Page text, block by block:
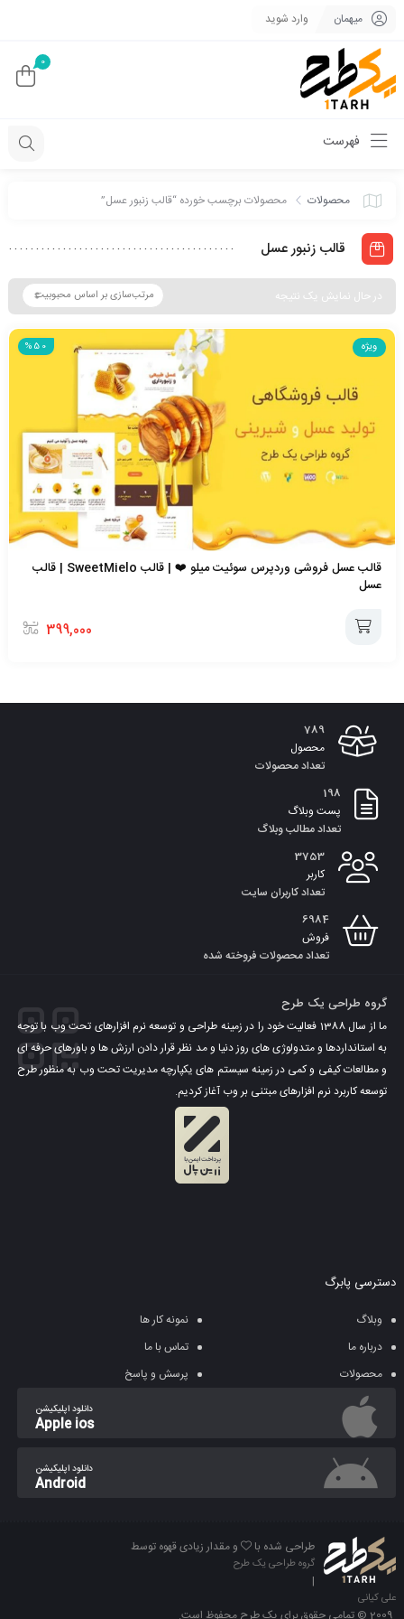
میهمان وارد شوید
0
فهرست
محصولات محصولات برچسب خورده “قالب زنبور عسل”
قالب زنبور عسل
در حال نمایش یک نتیجه
%50 ویژه
قالب عسل فروشی وردپرس سوئیت میلو ❤️ | قالب SweetMielo | قالب
عسل
399,000
به
سبد
789
محصول
تعداد محصولات
198
پست وبلاگ
تعداد مطالب وبلاگ
3753
کاربر
تعداد کاربران سایت
6984
فروش
تعداد محصولات فروخته شده
گروه طراحی یک طرح
ما از سال 1388 فعالیت خود را در زمینه طراحی و توسعه نرم افزارهای تحت وب با توجه
به استانداردها و متدولوژی های روز دنیا و مد نظر قرار دادن ارزش ها و باورهای حرفه ای
و مطالعات کیفی و کمی در زمینه سیستم های یکپارچه مدیریت تحت وب به منظور طرح
توسعه کاربرد نرم افزارهای مبتنی بر وب آغاز کردیم.
دسترسی پابرگ
وبلاگ
نمونه کار ها
درباره ما
تماس با ما
محصولات
پرسش و پاسخ
دانلود اپلیکیشن
Apple ios
دانلود اپلیکیشن
Android
طراحی شده با و مقدار زیادی قهوه توسط
گروه طراحی یک طرح
|
علی کیانی